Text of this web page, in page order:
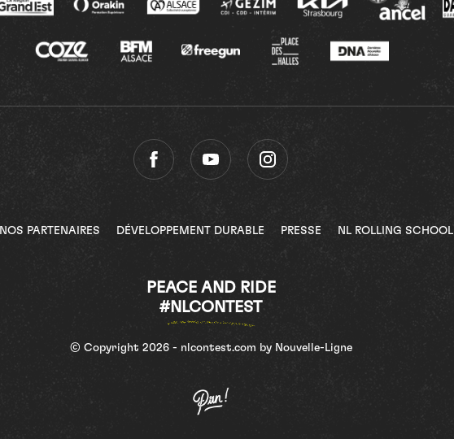
NOS PARTENAIRES DÉVELOPPEMENT DURABLE PRESSE NL ROLLING SCHOOL
PEACE AND RIDE
#NLCONTEST
© Copyright 2026 - nlcontest.com by Nouvelle-Ligne